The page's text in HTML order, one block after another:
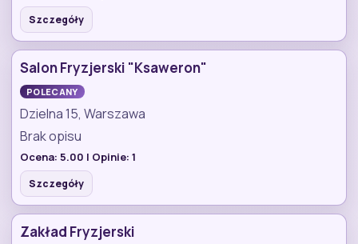
Szczegóły
Salon Fryzjerski "Ksaweron"
POLECANY
Dzielna 15, Warszawa
Brak opisu
Ocena: 5.00 | Opinie: 1
Szczegóły
Zakład Fryzjerski